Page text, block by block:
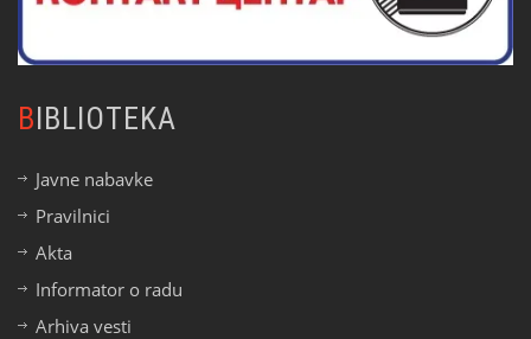
BIBLIOTEKA
Javne nabavke
Pravilnici
Akta
Informator o radu
Arhiva vesti